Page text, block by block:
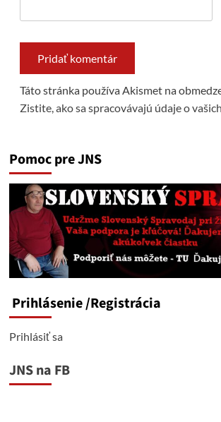
Táto stránka používa Akismet na
Zistite, ako sa spracovávajú údaje o
Pomoc pre JNS
Prihlásenie/Registrácia
Prihlásiť sa
JNS na FB